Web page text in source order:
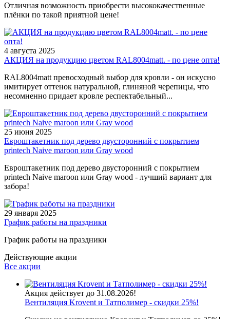
Отличная возможность приобрести высококачественные
плёнки по такой приятной цене!
4 августа 2025
АКЦИЯ на продукцию цветом RAL8004matt. - по цене опта!
RAL8004matt превосходный выбор для кровли - он искусно
имитирует оттенок натуральной, глиняной черепицы, что
несомненно придает кровле респектабельный...
25 июня 2025
Евроштакетник под дерево двусторонний с покрытием
printech Naive maroon или Gray wood
Евроштакетник под дерево двусторонний с покрытием
printech Naive maroon или Gray wood - лучший вариант для
забора!
29 января 2025
График работы на праздники
График работы на праздники
Действующие акции
Все акции
Акция действует до 31.08.2026!
Вентиляция Krovent и Татполимер - скидки 25%!